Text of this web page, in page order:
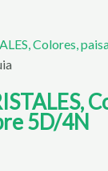
5D/4N